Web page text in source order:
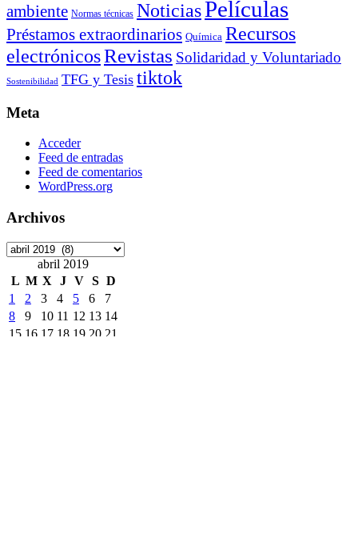
ambiente Normas técnicas NoticiasPelículas
Préstamos extraordinarios Química Recursos
electrónicosRevistas Solidaridad y Voluntariado
Sostenibilidad TFG y Tesis tiktok
Meta
Acceder
Feed de entradas
Feed de comentarios
WordPress.org
Archivos
Archivos
abril 2019
L M X J V S D
1
2 3 4 5 6
7
8
9 10 11 12 13 14
15 16 17 18 19 20 21